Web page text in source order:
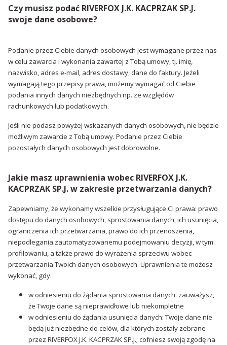
Czy musisz podać RIVERFOX J.K. KACPRZAK SP.J.
swoje dane osobowe?
Podanie przez Ciebie danych osobowych jest wymagane przez nas
w celu zawarcia i wykonania zawartej z Tobą umowy, tj. imię,
nazwisko, adres e-mail, adres dostawy, dane do faktury. Jeżeli
wymagają tego przepisy prawa, możemy wymagać od Ciebie
podania innych danych niezbędnych np. ze względów
rachunkowych lub podatkowych.
Jeśli nie podasz powyżej wskazanych danych osobowych, nie będzie
możliwym zawarcie z Tobą umowy. Podanie przez Ciebie
pozostałych danych osobowych jest dobrowolne.
Jakie masz uprawnienia wobec RIVERFOX J.K.
KACPRZAK SP.J. w zakresie przetwarzania danych?
Zapewniamy, że wykonamy wszelkie przysługujące Ci prawa: prawo
dostępu do danych osobowych, sprostowania danych, ich usunięcia,
ograniczenia ich przetwarzania, prawo do ich przenoszenia,
niepodlegania zautomatyzowanemu podejmowaniu decyzji, w tym
profilowaniu, a także prawo do wyrażenia sprzeciwu wobec
przetwarzania Twoich danych osobowych. Uprawnienia te możesz
wykonać, gdy:
w odniesieniu do żądania sprostowania danych: zauważysz,
że Twoje dane są nieprawidłowe lub niekompletne
w odniesieniu do żądania usunięcia danych: Twoje dane nie
będą już niezbędne do celów, dla których zostały zebrane
przez RIVERFOX J.K. KACPRZAK SP.J.; cofniesz swoją zgodę na